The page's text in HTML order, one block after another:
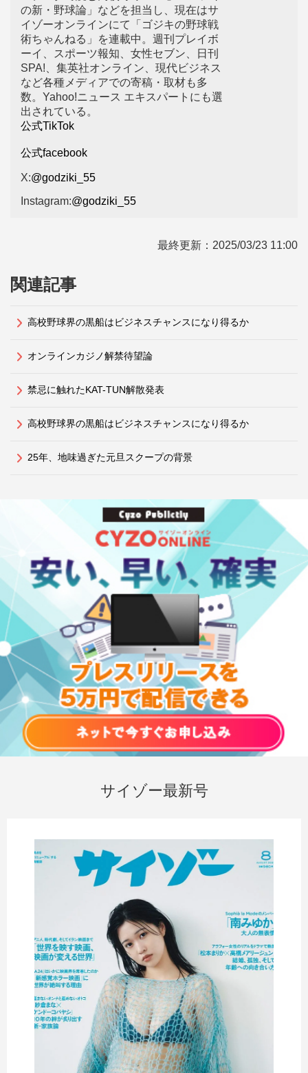
の新・野球論」などを担当し、現在はサ
イゾーオンラインにて「ゴジキの野球戦
術ちゃんねる」を連載中。週刊プレイボ
ーイ、スポーツ報知、女性セブン、日刊
SPA!、集英社オンライン、現代ビジネス
など各種メディアでの寄稿・取材も多
数。Yahoo!ニュース エキスパートにも選
出されている。
公式TikTok
公式facebook
X:@godziki_55
Instagram:@godziki_55
最終更新： 2025/03/23 11:00
関連記事
高校野球界の黒船はビジネスチャンスになり得るか
オンラインカジノ解禁待望論
禁忌に触れたKAT-TUN解散発表
高校野球界の黒船はビジネスチャンスになり得るか
25年、地味過ぎた元旦スクープの背景
サイゾー最新号